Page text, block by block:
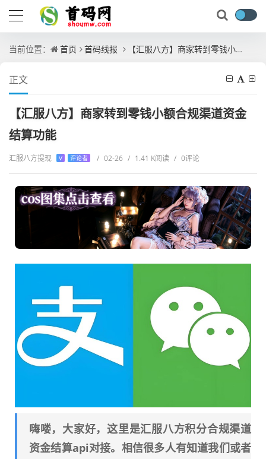
当前位置： 首页 首码线报 【汇服八方】商家转到零钱小额合规渠道资金结算功能
正文
【汇服八方】商家转到零钱小额合规渠道资金
结算功能
汇服八方提现 V 评论者 / 02-26 / 1.41 K阅读 / 0评论
嗨喽，大家好，这里是汇服八方积分合规渠道
资金结算api对接。相信很多人有知道我们或者